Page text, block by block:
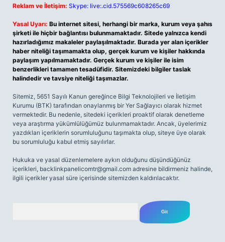
Reklam ve İletişim: Skype: live:.cid.575569c608265c69
Yasal Uyarı: Bu internet sitesi, herhangi bir marka, kurum veya şahıs
şirketi ile hiçbir bağlantısı bulunmamaktadır. Sitede yalnızca kendi
hazırladığımız makaleler paylaşılmaktadır. Burada yer alan içerikler
haber niteliği taşımamakta olup, gerçek kurum ve kişiler hakkında
paylaşım yapılmamaktadır. Gerçek kurum ve kişiler ile isim
benzerlikleri tamamen tesadüfidir. Sitemizdeki bilgiler taslak
halindedir ve tavsiye niteliği taşımazlar.
Sitemiz, 5651 Sayılı Kanun gereğince Bilgi Teknolojileri ve İletişim
Kurumu (BTK) tarafından onaylanmış bir Yer Sağlayıcı olarak hizmet
vermektedir. Bu nedenle, sitedeki içerikleri proaktif olarak denetleme
veya araştırma yükümlülüğümüz bulunmamaktadır. Ancak, üyelerimiz
yazdıkları içeriklerin sorumluluğunu taşımakta olup, siteye üye olarak
bu sorumluluğu kabul etmiş sayılırlar.
Hukuka ve yasal düzenlemelere aykırı olduğunu düşündüğünüz
içerikleri, backlinkpanelicomtr@gmail.com adresine bildirmeniz halinde,
ilgili içerikler yasal süre içerisinde sitemizden kaldırılacaktır.